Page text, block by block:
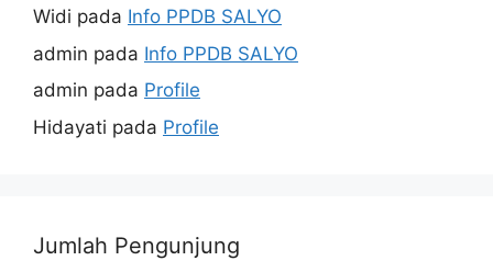
Widi pada Info PPDB SALYO
admin pada Info PPDB SALYO
admin pada Profile
Hidayati pada Profile
Jumlah Pengunjung